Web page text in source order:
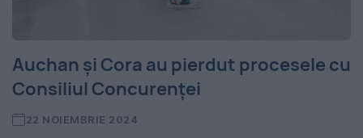
Auchan și Cora au pierdut procesele cu
Consiliul Concurenței
22 NOIEMBRIE 2024